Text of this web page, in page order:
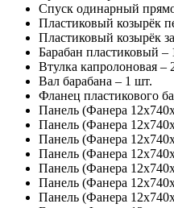
Спуск одинарный
Пластиковый козырёк
Пластиковый козырёк
Барабан пластиковый –
Втулка капролоновая –
Вал барабана – 1 шт.
Фланец пластикового
Панель (Фанера
Панель (Фанера
Панель (Фанера
Панель (Фанера
Панель (Фанера
Панель (Фанера
Панель (Фанера